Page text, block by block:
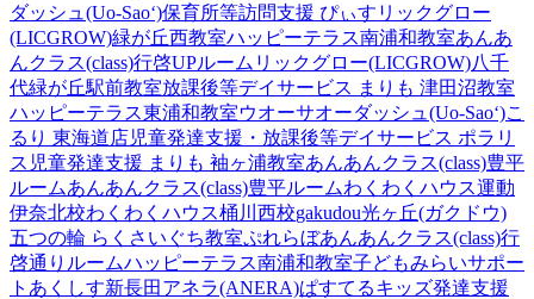
ダッシュ(Uo-Sao‘)保育所等訪問支援 ぴぃす リックグロー
(LICGROW)緑が丘西教室ハッピーテラス南浦和教室あんあ
んクラス(class)行啓UPルーム リックグロー(LICGROW)八千
代緑が丘駅前教室放課後等デイサービス まりも 津田沼教室
ハッピーテラス東浦和教室ウオーサオーダッシュ(Uo-Sao‘)こ
るり 東海道店児童発達支援・放課後等デイサービス ポラリ
ス 児童発達支援 まりも 袖ヶ浦教室あんあんクラス(class)豊平
ルームあんあんクラス(class)豊平ルームわくわくハウス運動
伊奈北校わくわくハウス桶川西校gakudou光ヶ丘(ガクドウ)
五つの輪 らくさいぐち教室ぷれらぼあんあんクラス(class)行
啓通りルームハッピーテラス南浦和教室子どもみらいサポー
トあくしす新長田 アネラ(ANERA)ぱすてるキッズ発達支援